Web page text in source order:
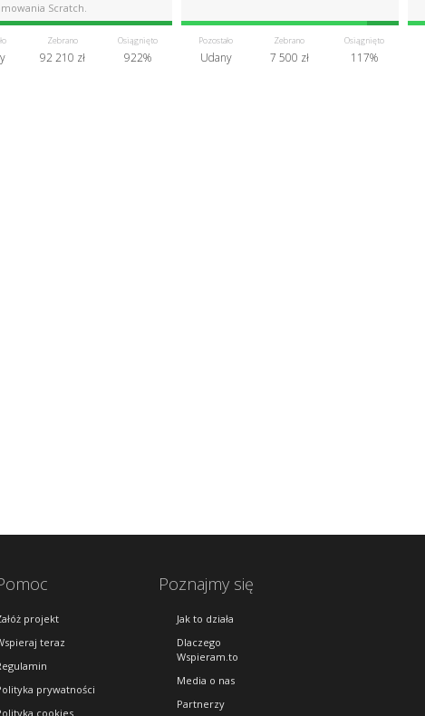
Scratch.
Zebrano
92 210 zł
Osiągnięto
922%
Pozostało
Udany
Zebrano
7 500 zł
Osiągnięto
117%
projekt
teraz
prywatności
cookies
Poznajmy się
Jak to działa
Dlaczego
Wspieram.to
Media o nas
Partnerzy